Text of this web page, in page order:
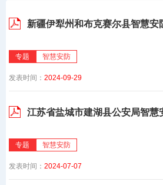
新疆伊犁州和布克赛尔县智慧安
专题 智慧安防
发表时间： 2024-09-29
江苏省盐城市建湖县公安局智慧
专题 智慧安防
发表时间： 2024-07-07